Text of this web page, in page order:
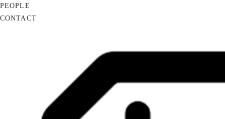
PEOPLE
CONTACT